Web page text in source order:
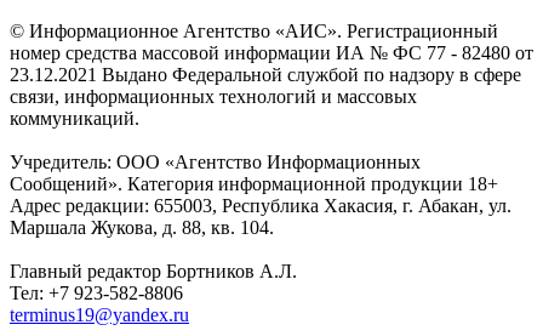
© Информационное Агентство «АИС». Регистрационный
номер средства массовой информации ИА № ФС 77 - 82480 от
23.12.2021 Выдано Федеральной службой по надзору в сфере
связи, информационных технологий и массовых
коммуникаций.
Учредитель: ООО «Агентство Информационных
Сообщений». Категория информационной продукции 18+
Адрес редакции: 655003, Республика Хакасия, г. Абакан, ул.
Маршала Жукова, д. 88, кв. 104.
Главный редактор Бортников А.Л.
Тел: +7 923-582-8806
terminus19@yandex.ru